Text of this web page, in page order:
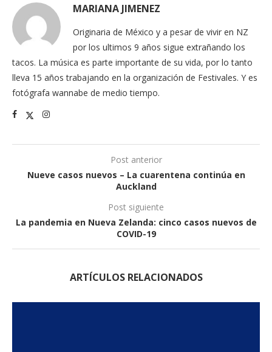
MARIANA JIMENEZ
Originaria de México y a pesar de vivir en NZ
por los ultimos 9 años sigue extrañando los
tacos. La música es parte importante de su vida, por lo tanto
lleva 15 años trabajando en la organización de Festivales. Y es
fotógrafa wannabe de medio tiempo.
Post anterior
Nueve casos nuevos – La cuarentena continúa en
Auckland
Post siguiente
La pandemia en Nueva Zelanda: cinco casos nuevos de
COVID-19
ARTÍCULOS RELACIONADOS